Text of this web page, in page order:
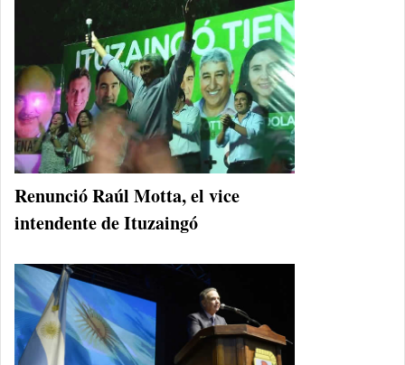
Renunció Raúl Motta, el vice
intendente de Ituzaingó